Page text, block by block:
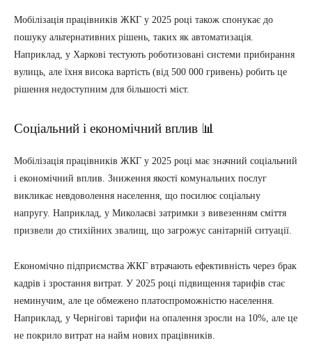
Мобілізація працівників ЖКГ у 2025 році також спонукає до
пошуку альтернативних рішень, таких як автоматизація.
Наприклад, у Харкові тестують роботизовані системи прибирання
вулиць, але їхня висока вартість (від 500 000 гривень) робить це
рішення недоступним для більшості міст.
Соціальний і економічний вплив 📊
Мобілізація працівників ЖКГ у 2025 році має значний соціальний
і економічний вплив. Зниження якості комунальних послуг
викликає невдоволення населення, що посилює соціальну
напругу. Наприклад, у Миколаєві затримки з вивезенням сміття
призвели до стихійних звалищ, що загрожує санітарній ситуації.
Економічно підприємства ЖКГ втрачають ефективність через брак
кадрів і зростання витрат. У 2025 році підвищення тарифів стає
неминучим, але це обмежено платоспроможністю населення.
Наприклад, у Чернігові тарифи на опалення зросли на 10%, але це
не покрило витрат на найм нових працівників.